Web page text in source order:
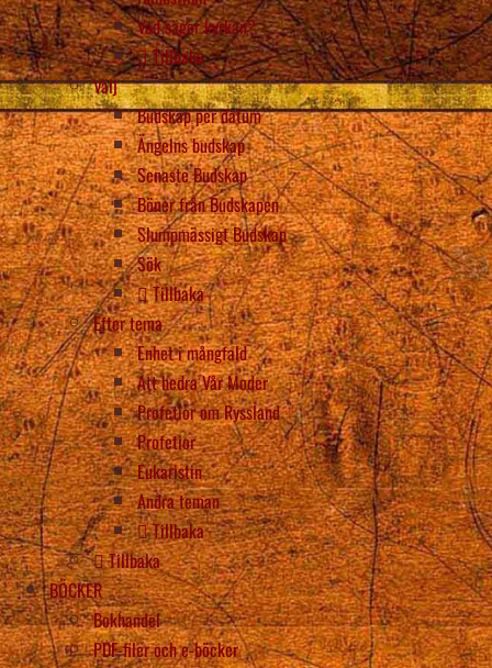
Vad säger kyrkan?
Tillbaka
Välj
Budskap per datum
Ängelns budskap
Senaste Budskap
Böner från Budskapen
Slumpmässigt Budskap
Sök
Tillbaka
Efter tema
Enhet i mångfald
Att hedra Vår Moder
Profetior om Ryssland
Profetior
Eukaristin
Andra teman
Tillbaka
Tillbaka
BÖCKER
Bokhandel
PDF-filer och e-böcker